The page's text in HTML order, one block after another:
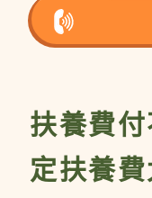
扶養費
定扶養